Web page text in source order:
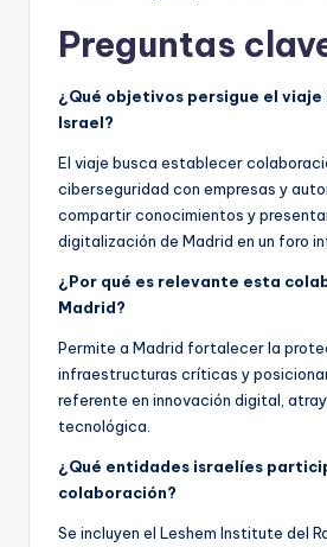
Preguntas
¿Qué objetivos persigue el
Israel?
El viaje busca establecer
ciberseguridad con empresas y
compartir conocimientos y
digitalización de Madrid en un foro
¿Por qué es relevante esta
Madrid?
Permite a Madrid fortalecer la
infraestructuras críticas y
referente en innovación digital,
tecnológica.
¿Qué entidades israelíes
colaboración?
Se incluyen el Leshem Institute del